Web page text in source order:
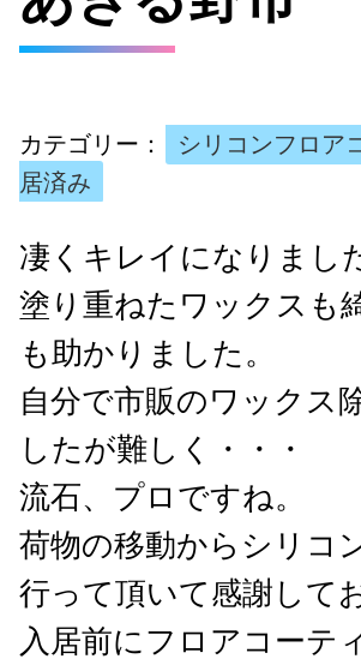
カテゴリー： シリコンフロア
居済み
凄くキレイになりまし
塗り重ねたワックスも
も助かりました。
自分で市販のワックス
したが難しく・・・
流石、プロですね。
荷物の移動からシリコ
行って頂いて感謝して
入居前にフロアコーテ